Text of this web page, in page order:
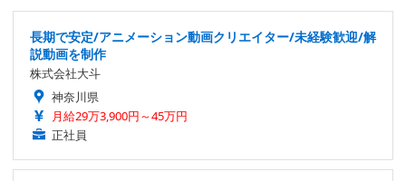
長期で安定/アニメーション動画クリエイター/未経験歓迎/解
説動画を制作
株式会社大斗
神奈川県
月給29万3,900円～45万円
正社員